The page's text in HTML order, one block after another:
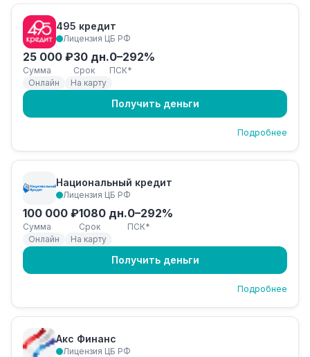
495 кредит
Лицензия ЦБ РФ
25 000 ₽
Сумма
30 дн.
Срок
0–292%
ПСК*
Онлайн
На карту
Получить деньги
Подробнее
Национальный кредит
Лицензия ЦБ РФ
100 000 ₽
Сумма
1080 дн.
Срок
0–292%
ПСК*
Онлайн
На карту
Получить деньги
Подробнее
Акс Финанс
Лицензия ЦБ РФ